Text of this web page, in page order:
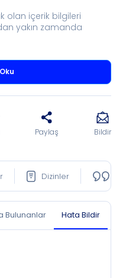
olan içerik bilgileri
yakın zamanda
Paylaş Bildir
Dizinler
Bulunanlar Hata Bildir